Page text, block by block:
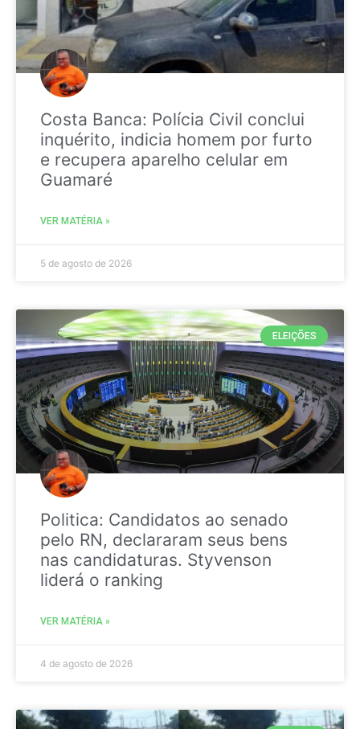
Costa Banca: Polícia Civil conclui
inquérito, indicia homem por furto
e recupera aparelho celular em
Guamaré
VER MATÉRIA »
5 de agosto de 2026
ELEIÇÕES
Politica: Candidatos ao senado
pelo RN, declararam seus bens
nas candidaturas. Styvenson
liderá o ranking
VER MATÉRIA »
4 de agosto de 2026